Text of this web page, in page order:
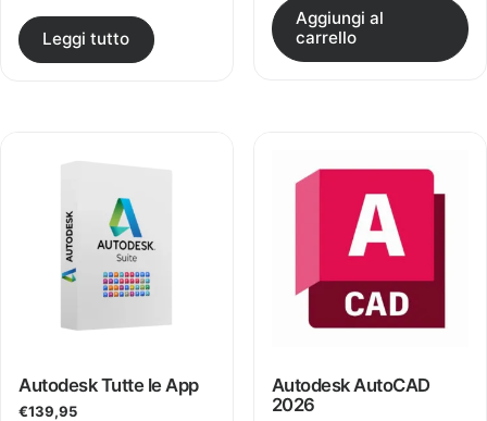
Leggi tutto
Aggiungi al
carrello
Autodesk Tutte le App
€139,95
Autodesk AutoCAD
2026